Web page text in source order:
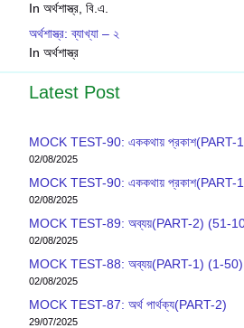
In অর্থশাস্ত্র, বি.এ.
অর্থশাস্ত্র: ব্যাখ্যা – ২
In অর্থশাস্ত্র
Latest Post
MOCK TEST-90: এককথায় প্রকাশ(PART-
02/08/2025
MOCK TEST-90: এককথায় প্রকাশ(PART-
02/08/2025
MOCK TEST-89: অব্যয়(PART-2) (51-
02/08/2025
MOCK TEST-88: অব্যয়(PART-1) (1-50)
02/08/2025
MOCK TEST-87: অর্থ পার্থক্য(PART-2)
29/07/2025